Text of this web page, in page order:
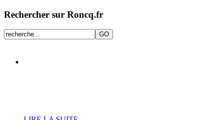
Rechercher sur Roncq.fr